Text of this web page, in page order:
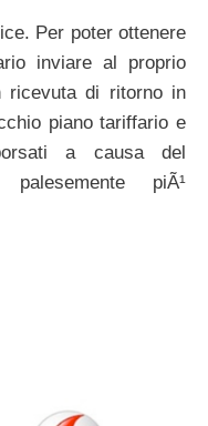
Per poter ottenere
inviare al proprio
ricevuta di ritorno in
piano tariffario e
a causa del
piÃ¹